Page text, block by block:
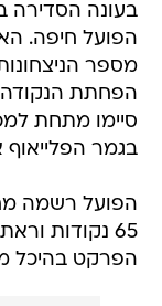
הפועל חיפה.
מספר
הפחתת הנקודה,
סיימו מתחת
בגמר
הפועל רשמה
65 נקודות
הפרקט בהיכל